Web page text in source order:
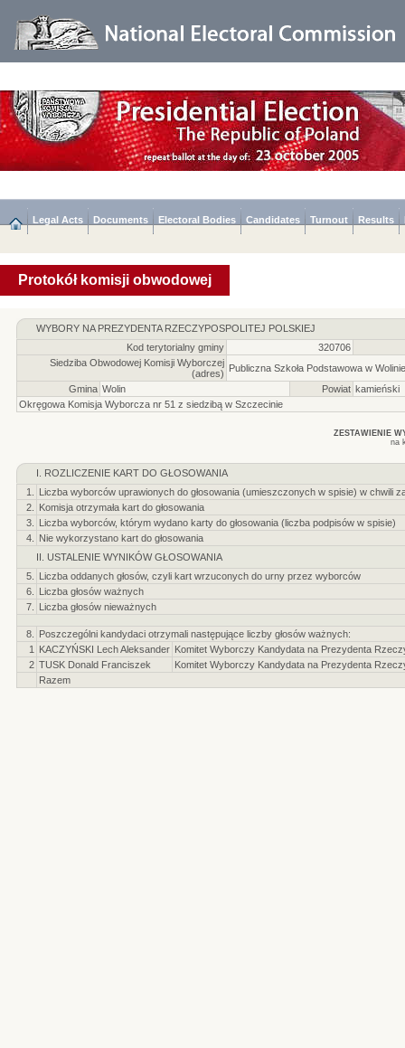
Legal Acts Documents Electoral Bodies Candidates Turnout Results
Protokół komisji obwodowej
WYBORY NA PREZYDENTA RZECZYPOSPOLITEJ POLSKIEJ
Kod terytorialny gminy
320706
Siedziba Obwodowej Komisji Wyborczej
(adres) Publiczna Szkoła Podstawowa w
Gmina Wolin Powiat kamieński
Okręgowa Komisja Wyborcza nr 51 z siedzibą w Szczecinie
ZESTAWIENIE
na
I. ROZLICZENIE KART DO GŁOSOWANIA
1.
Liczba wyborców uprawionych do głosowania (umieszczonych w spisie) w chwili
2.
Komisja otrzymała kart do głosowania
3.
Liczba wyborców, którym wydano karty do głosowania (liczba podpisów w spisie)
4.
Nie wykorzystano kart do głosowania
II. USTALENIE WYNIKÓW GŁOSOWANIA
5.
Liczba oddanych głosów, czyli kart wrzuconych do urny przez wyborców
6.
Liczba głosów ważnych
7.
Liczba głosów nieważnych
8.
Poszczególni kandydaci otrzymali następujące liczby głosów ważnych:
1
KACZYŃSKI Lech Aleksander Komitet Wyborczy Kandydata na Prezydenta
2 TUSK Donald Franciszek
Komitet Wyborczy Kandydata na Prezydenta
Razem